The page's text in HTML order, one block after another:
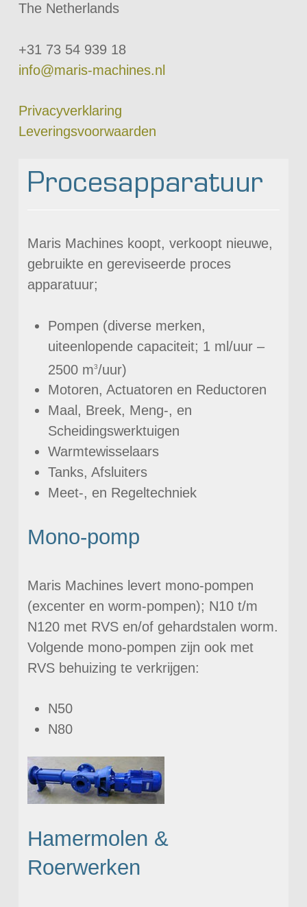
The Netherlands
+31 73 54 939 18
info@maris-machines.nl
Privacyverklaring
Leveringsvoorwaarden
Procesapparatuur
Maris Machines koopt, verkoopt nieuwe,
gebruikte en gereviseerde proces
apparatuur;
Pompen (diverse merken,
uiteenlopende capaciteit; 1 ml/uur –
2500 m3/uur)
Motoren, Actuatoren en Reductoren
Maal, Breek, Meng-, en
Scheidingswerktuigen
Warmtewisselaars
Tanks, Afsluiters
Meet-, en Regeltechniek
Mono-pomp
Maris Machines levert mono-pompen
(excenter en worm-pompen); N10 t/m
N120 met RVS en/of gehardstalen worm.
Volgende mono-pompen zijn ook met
RVS behuizing te verkrijgen:
N50
N80
Hamermolen &
Roerwerken